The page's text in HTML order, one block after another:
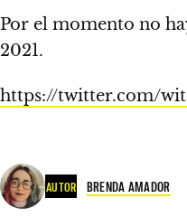
Por el momento no
2021.
https://twitter.com/
AUTOR BRENDA AMADOR